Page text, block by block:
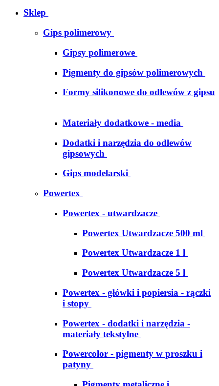
Sklep
Gips polimerowy
Gipsy polimerowe
Pigmenty do gipsów polimerowych
Formy silikonowe do odlewów z gipsu
Materiały dodatkowe - media
Dodatki i narzędzia do odlewów
gipsowych
Gips modelarski
Powertex
Powertex - utwardzacze
Powertex Utwardzacze 500 ml
Powertex Utwardzacze 1 l
Powertex Utwardzacze 5 l
Powertex - główki i popiersia - rączki
i stopy
Powertex - dodatki i narzędzia -
materiały tekstylne
Powercolor - pigmenty w proszku i
patyny